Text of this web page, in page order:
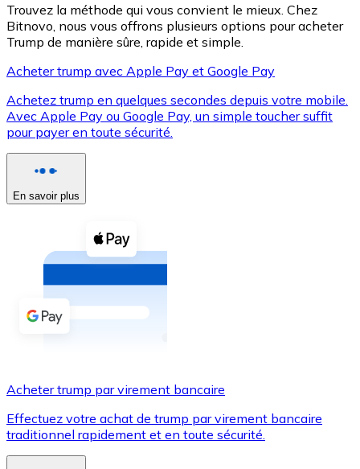
XRP
XRP
Voir toutes
Coupons crypto
Achetez des cryptomonnaies en espèces et d'autres
Acheter avec espèces
Virement SEPA
Utilisez les cartes Visa et Mastercard pour acheter
Acheter avec carte
Trouvez la méthode qui vous convient le mieux. Chez
Bitnovo, nous vous offrons plusieurs options pour acheter
Trump de manière sûre, rapide et simple.
Acheter trump avec Apple Pay et Google Pay
Achetez trump en quelques secondes depuis votre mobile.
Avec Apple Pay ou Google Pay, un simple toucher suffit
pour payer en toute sécurité.
En savoir plus
Acheter trump par virement bancaire
Effectuez votre achat de trump par virement bancaire
traditionnel rapidement et en toute sécurité.